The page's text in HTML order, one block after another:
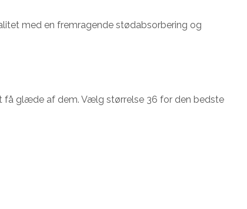
med en fremragende stødabsorbering og
få glæde af dem. Vælg størrelse 36 for den bedste